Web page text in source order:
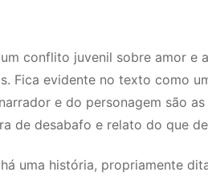
conflito juvenil sobre amor e
Fica evidente no texto como
e do personagem são
de desabafo e relato do que
uma história, propriamente